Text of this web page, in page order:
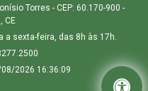
Torres - CEP: 60.170-900 -
CE
a sexta-feira, das 8h às 17h.
2026 16:36:09